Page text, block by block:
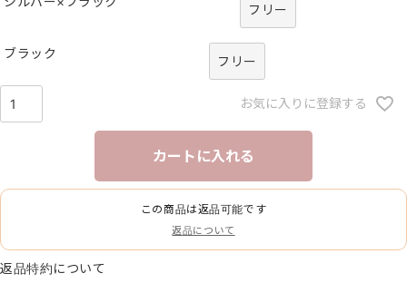
フリー
ブラック
フリー
お気に入りに登録する
カートに入れる
この商品は返品可能です
返品について
返品特約について